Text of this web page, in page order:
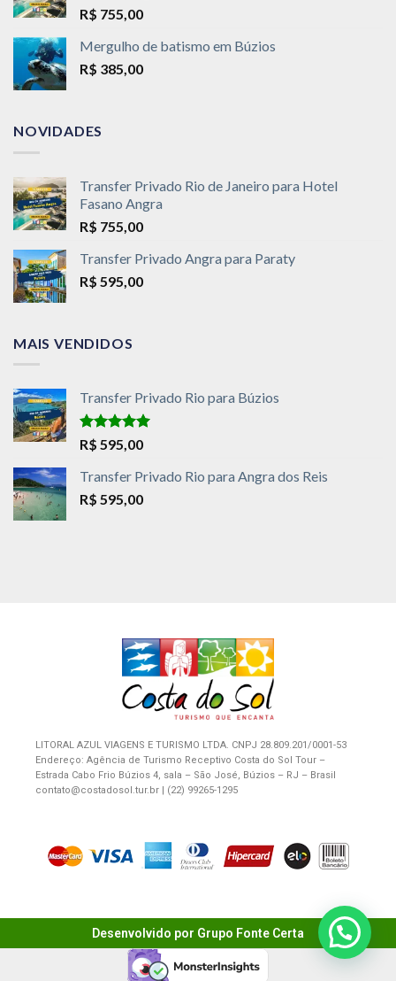
R$ 755,00
Mergulho de batismo em Búzios
R$ 385,00
NOVIDADES
Transfer Privado Rio de Janeiro para Hotel
Fasano Angra
R$ 755,00
Transfer Privado Angra para Paraty
R$ 595,00
MAIS VENDIDOS
Transfer Privado Rio para Búzios
Avaliação
5.00
de 5
R$ 595,00
Transfer Privado Rio para Angra dos Reis
R$ 595,00
LITORAL AZUL VIAGENS E TURISMO LTDA. CNPJ 28.809.201/0001-53
Endereço: Agência de Turismo Receptivo Costa do Sol Tour –
Estrada Cabo Frio Búzios 4, sala – São José, Búzios – RJ – Brasil
contato@costadosol.tur.br | (22) 99265-1295
Desenvolvido por Grupo Fonte Certa